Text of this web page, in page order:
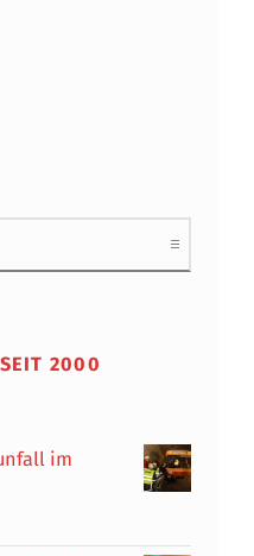
2000
im